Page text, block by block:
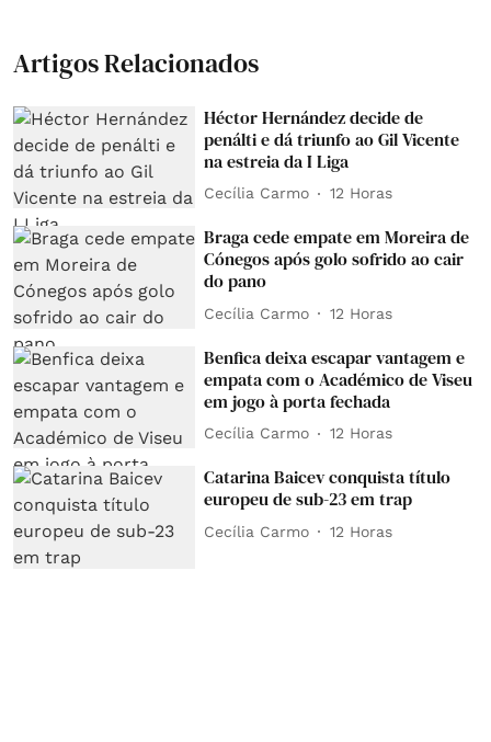
Artigos Relacionados
Héctor Hernández decide de
penálti e dá triunfo ao Gil Vicente
na estreia da I Liga
Cecília Carmo 12 Horas
Braga cede empate em Moreira de
Cónegos após golo sofrido ao cair
do pano
Cecília Carmo 12 Horas
Benfica deixa escapar vantagem e
empata com o Académico de Viseu
em jogo à porta fechada
Cecília Carmo 12 Horas
Catarina Baicev conquista título
europeu de sub-23 em trap
Cecília Carmo 12 Horas